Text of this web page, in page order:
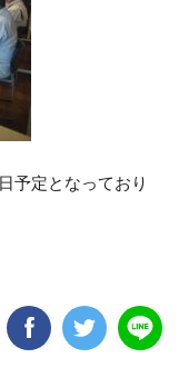
予定となっており